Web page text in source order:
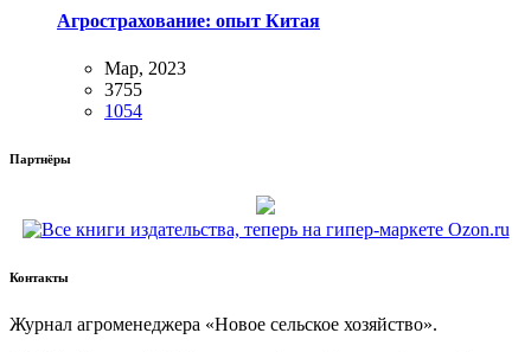
Агрострахование: опыт Китая
Мар, 2023
3755
1054
Партнёры
Контакты
Жур­нал агро­ме­не­дже­ра «Новое сель­ское хозяйство».